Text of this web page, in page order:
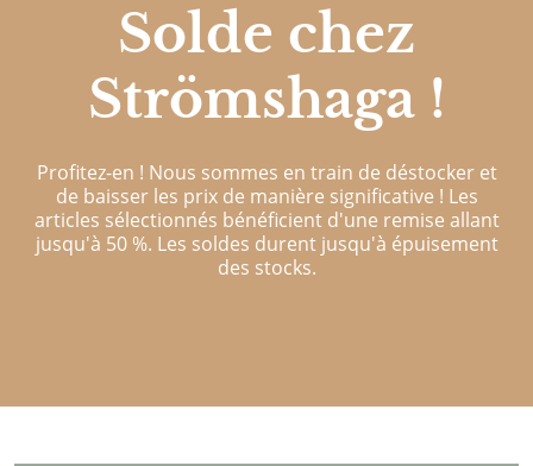
Solde chez
Strömshaga !
Profitez-en ! Nous sommes en train de déstocker et
de baisser les prix de manière significative ! Les
articles sélectionnés bénéficient d'une remise allant
jusqu'à 50 %. Les soldes durent jusqu'à épuisement
des stocks.